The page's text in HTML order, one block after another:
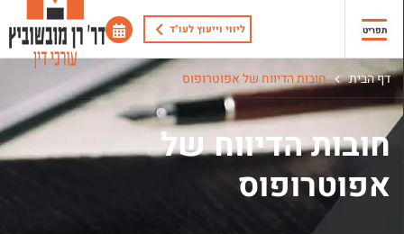
ליווי וייעוץ לעו"ד תפריט
דף הבית חובות הדיווח של אפוטרופוס
חובות הדיווח של
אפוטרופוס